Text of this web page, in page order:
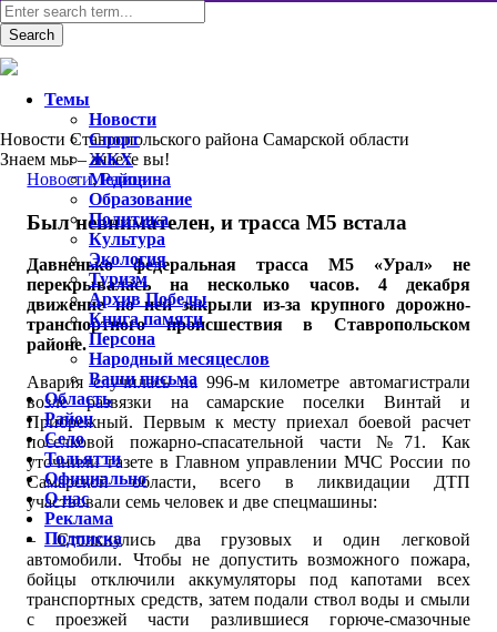
Новости Ставропольского района Самарской области
Знаем мы – знаете вы!
Новости,Район
Был невнимателен, и трасса М5 встала
Давненько федеральная трасса М5 «Урал» не
перекрывалась на несколько часов. 4 декабря
движение по ней закрыли из-за крупного дорожно-
транспортного происшествия в Ставропольском
районе.
Авария случилась на 996-м километре автомагистрали
возле развязки на самарские поселки Винтай и
Прибрежный. Первым к месту приехал боевой расчет
поселковой пожарно-спасательной части №71. Как
уточнили газете в Главном управлении МЧС России по
Самарской области, всего в ликвидации ДТП
участвовали семь человек и две спецмашины:
– Столкнулись два грузовых и один легковой
автомобили. Чтобы не допустить возможного пожара,
бойцы отключили аккумуляторы под капотами всех
транспортных средств, затем подали ствол воды и смыли
с проезжей части разлившиеся горюче-смазочные
Темы
Новости
Спорт
ЖКХ
Медицина
Образование
Политика
Культура
Экология
Туризм
Архив Победы
Книга памяти
Персона
Народный месяцеслов
Ваши письма
Область
Район
Село
Тольятти
Официально
О нас
Реклама
Подписка